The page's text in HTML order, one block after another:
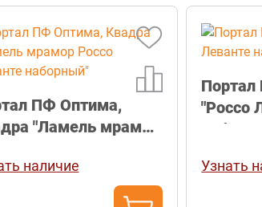
ПФ Оптима,
"Ламель мрамор
наличие
"Россо
Узнать